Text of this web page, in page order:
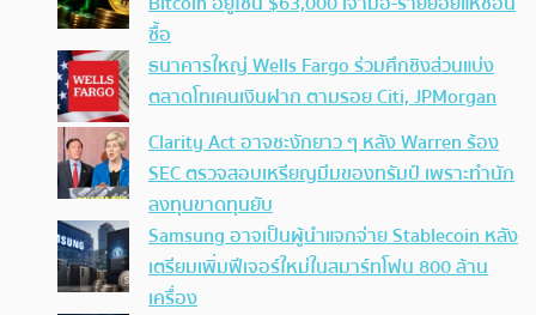
ซื้อ
ธนาคารใหญ่ Wells Fargo ร่วมศึกชิงส่วนแบ่ง
ตลาดโทเคนเงินฝาก ตามรอย Citi, JPMorgan
Clarity Act อาจชะงักยาว ๆ หลัง Warren ร้อง
SEC ตรวจสอบเหรียญมีมของทรัมป์ เพราะทำนัก
ลงทุนขาดทุนยับ
Samsung อาจเป็นผู้นำแจกจ่าย Stablecoin หลัง
เตรียมเพิ่มฟีเจอร์ใหม่ในสมาร์ทโฟน 800 ล้าน
เครื่อง